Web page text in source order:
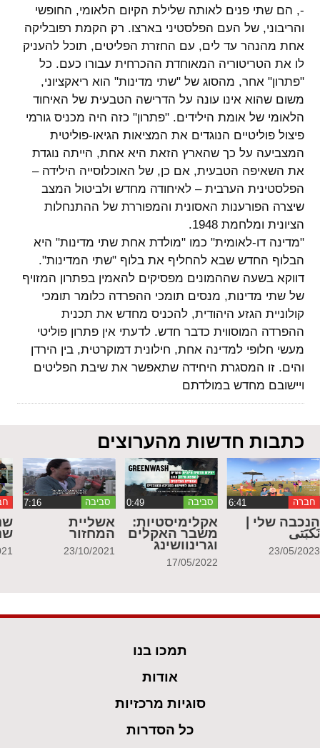
-, הם שתי פנים לאותה שלילת הקיום הלאומי, החופשי
והריבוני, של העם הפלסטיני בארצו. רק הקמת רפובליקה
אחת מהנהר עד לים, עם החזרת הפליטים, תוכל להעניק
לו את הטריטוריה המאוחדת ההכרחית עבורו כעם. כל
"פתרון" אחר, מהסוג של "שתי מדינות" הוא ריאקציוני,
משום שהוא אינו עונה על הדרישה הטבעית של האיחוד
הלאומי של אומת הילידים. "פתרון" כזה היה מכניס גורמי
פיצול פוליטיים הנוגדים את המציאות הגיאו-פוליטית
המצביעה על כך שהארץ הזאת היא אחת, הייתה נוגדת
את השאיפה הטבעית, אם כן, של האוכלוסייה הילידה –
הפלסטינית הערבית – לאיחודה מחדש ולביטול המצב
שיצרה הפורענות האסונית והמפוררת של ההתנחלות
הציונית ומלחמת 1948.
"מדינה דו-לאומית" כמו "מולדת אחת שתי מדינות" היא
הבלוף החדש שבא להחליף את בלוף "שתי המדינות".
דווקא בשעה שההמונים מפסיקים להאמין בפתרון המזויף
של שתי מדינות, מנסים תומכי ההפרדה כלומר תומכי
קולוניית הגזע היהודית, להכניס מחדש את תכנית
ההפרדה המוסווית כדבר חדש. לדעתי אין פתרון פוליטי
מעשי חלופי למדינה אחת, חילונית דמוקרטית, בין הירדן
והים. זו המסגרת היחידה שתאפשר את שיבת הפליטים
ויישובם מחדש במולדתם
כתבות חדשות מהערוצים
חברה
הנכבה שלי |
نَكبَتي
23/05/2023
סביבה ‏0:49
אקלימיסטיות:
משבר האקלים
וגרינוושינג
17/05/2022
סביבה
אשליית
המחזור
23/10/2021
תמכו בנו
אודות
סוגיות מרכזיות
כל הסדרות